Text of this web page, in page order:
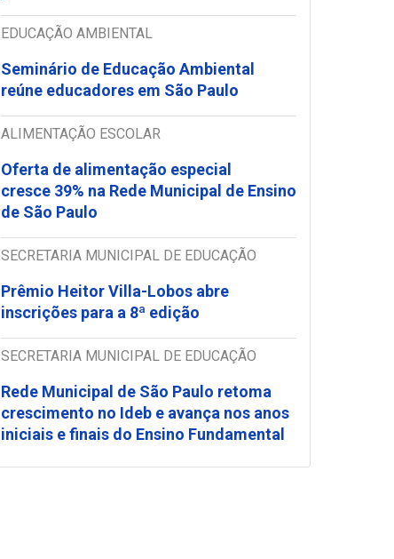
EDUCAÇÃO AMBIENTAL
Seminário de Educação Ambiental
reúne educadores em São Paulo
ALIMENTAÇÃO ESCOLAR
Oferta de alimentação especial
cresce 39% na Rede Municipal de Ensino
de São Paulo
SECRETARIA MUNICIPAL DE EDUCAÇÃO
Prêmio Heitor Villa-Lobos abre
inscrições para a 8ª edição
SECRETARIA MUNICIPAL DE EDUCAÇÃO
Rede Municipal de São Paulo retoma
crescimento no Ideb e avança nos anos
iniciais e finais do Ensino Fundamental